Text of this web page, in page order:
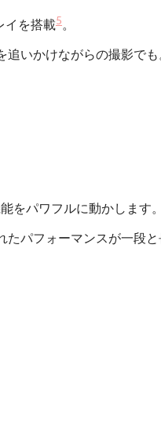
イを搭載5。
いかけながらの撮影で
をパワフルに動かしま
パフォーマンスが一段と